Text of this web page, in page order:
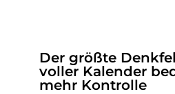
Der größte
voller Kalender
mehr Kontrolle